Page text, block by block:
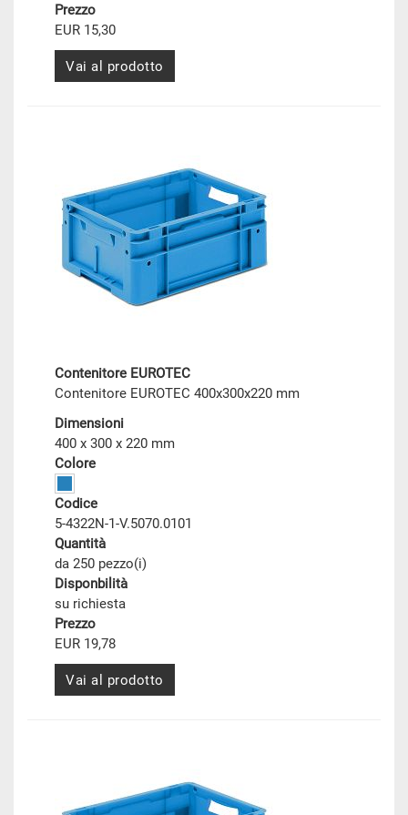
Prezzo
EUR 15,30
Vai al prodotto
Contenitore EUROTEC
Contenitore EUROTEC 400x300x220 mm
Dimensioni
400 x 300 x 220 mm
Colore
Codice
5-4322N-1-V.5070.0101
Quantità
da 250 pezzo(i)
Disponbilità
su richiesta
Prezzo
EUR 19,78
Vai al prodotto